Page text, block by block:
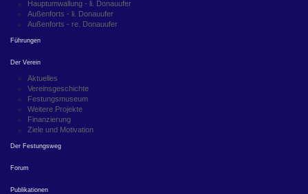
Hauptumwallung - li. Donauufer
Außenforts - li. Donauufer
Außenforts - re. Donauufer
Führungen
Der Verein
Aktuelles
Vereinsgeschichte
Festungsmuseum
Weitere Projekte
Finanzierung
Ziele und Motivation
Der Festungsweg
Forum
Publikationen